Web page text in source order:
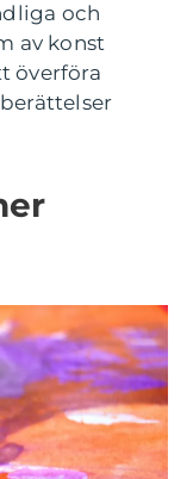
och
av konst
överföra